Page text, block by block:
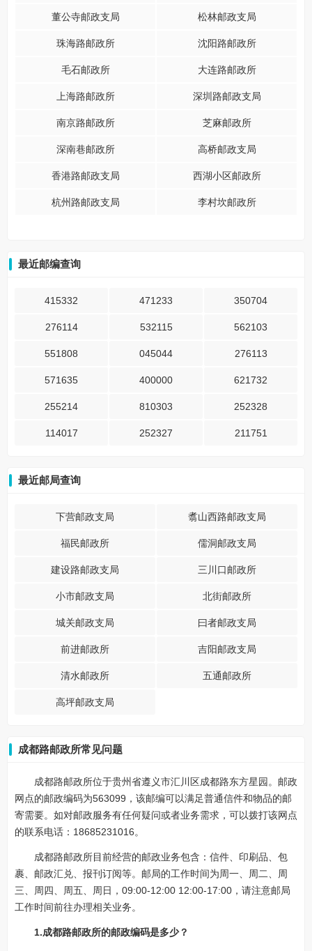
董公寺邮政支局 松林邮政支局
珠海路邮政所 沈阳路邮政所
毛石邮政所 大连路邮政所
上海路邮政所 深圳路邮政支局
南京路邮政所 芝麻邮政所
深南巷邮政所 高桥邮政支局
香港路邮政支局 西湖小区邮政所
杭州路邮政支局 李村坎邮政所
最近邮编查询
415332 471233 350704
276114 532115 562103
551808 045044 276113
571635 400000 621732
255214 810303 252328
114017 252327 211751
最近邮局查询
下营邮政支局 翥山西路邮政支局
福民邮政所 儒洞邮政支局
建设路邮政支局 三川口邮政所
小市邮政支局 北街邮政所
城关邮政支局 曰者邮政支局
前进邮政所 吉阳邮政支局
清水邮政所 五通邮政所
高坪邮政支局
成都路邮政所常见问题
成都路邮政所位于贵州省遵义市汇川区成都路东方星园。邮政
网点的邮政编码为563099，该邮编可以满足普通信件和物品的邮
寄需要。如对邮政服务有任何疑问或者业务需求，可以拨打该网点
的联系电话：18685231016。
成都路邮政所目前经营的邮政业务包含：信件、印刷品、包
裹、邮政汇兑、报刊订阅等。邮局的工作时间为周一、周二、周
三、周四、周五、周日，09:00-12:00 12:00-17:00，请注意邮局
工作时间前往办理相关业务。
1.成都路邮政所的邮政编码是多少？